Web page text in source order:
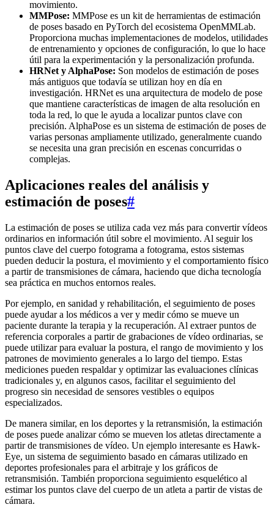
movimiento.
MMPose: MMPose es un kit de herramientas de estimación
de poses basado en PyTorch del ecosistema OpenMMLab.
Proporciona muchas implementaciones de modelos, utilidades
de entrenamiento y opciones de configuración, lo que lo hace
útil para la experimentación y la personalización profunda.
HRNet y AlphaPose: Son modelos de estimación de poses
más antiguos que todavía se utilizan hoy en día en
investigación. HRNet es una arquitectura de modelo de pose
que mantiene características de imagen de alta resolución en
toda la red, lo que le ayuda a localizar puntos clave con
precisión. AlphaPose es un sistema de estimación de poses de
varias personas ampliamente utilizado, generalmente cuando
se necesita una gran precisión en escenas concurridas o
complejas.
Aplicaciones reales del análisis y
estimación de poses#
La estimación de poses se utiliza cada vez más para convertir vídeos
ordinarios en información útil sobre el movimiento. Al seguir los
puntos clave del cuerpo fotograma a fotograma, estos sistemas
pueden deducir la postura, el movimiento y el comportamiento físico
a partir de transmisiones de cámara, haciendo que dicha tecnología
sea práctica en muchos entornos reales.
Por ejemplo, en sanidad y rehabilitación, el seguimiento de poses
puede ayudar a los médicos a ver y medir cómo se mueve un
paciente durante la terapia y la recuperación. Al extraer puntos de
referencia corporales a partir de grabaciones de vídeo ordinarias, se
puede utilizar para evaluar la postura, el rango de movimiento y los
patrones de movimiento generales a lo largo del tiempo. Estas
mediciones pueden respaldar y optimizar las evaluaciones clínicas
tradicionales y, en algunos casos, facilitar el seguimiento del
progreso sin necesidad de sensores vestibles o equipos
especializados.
De manera similar, en los deportes y la retransmisión, la estimación
de poses puede analizar cómo se mueven los atletas directamente a
partir de transmisiones de vídeo. Un ejemplo interesante es Hawk-
Eye, un sistema de seguimiento basado en cámaras utilizado en
deportes profesionales para el arbitraje y los gráficos de
retransmisión. También proporciona seguimiento esquelético al
estimar los puntos clave del cuerpo de un atleta a partir de vistas de
cámara.